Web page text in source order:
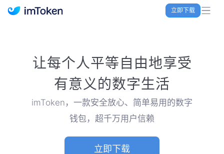
立即下载
imToken 官网｜联合TRX空投大礼包
让每个人平等自由地享受
有意义的数字生活
imToken，一款安全放心、简单易用的数字
钱包，超千万用户信赖
立即下载